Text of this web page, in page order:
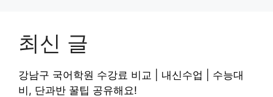
최신 글
강남구 국어학원 수강료 비교 | 내신수업 | 수능대
비, 단과반 꿀팁 공유해요!